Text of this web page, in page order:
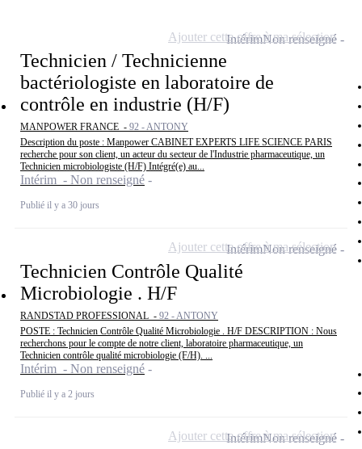
Technicien / Technicienne
bactériologiste en laboratoire de
contrôle en industrie (H/F)
MANPOWER FRANCE - 92 - ANTONY
Description du poste : Manpower CABINET EXPERTS LIFE SCIENCE PARIS
recherche pour son client, un acteur du secteur de l'Industrie pharmaceutique, un
Technicien microbiologiste (H/F) Intégré(e) au...
Intérim - Non renseigné
Publié il y a 30 jours
IntérimNon renseigné
Ajouter cette offre à ma sélection
Technicien Contrôle Qualité
Microbiologie . H/F
RANDSTAD PROFESSIONAL - 92 - ANTONY
POSTE : Technicien Contrôle Qualité Microbiologie . H/F DESCRIPTION : Nous
recherchons pour le compte de notre client, laboratoire pharmaceutique, un
Technicien contrôle qualité microbiologie (F/H). ...
Intérim - Non renseigné
Publié il y a 2 jours
IntérimNon renseigné
Ajouter cette offre à ma sélection
IntérimNon renseigné
Ajouter cette offre à ma sélection